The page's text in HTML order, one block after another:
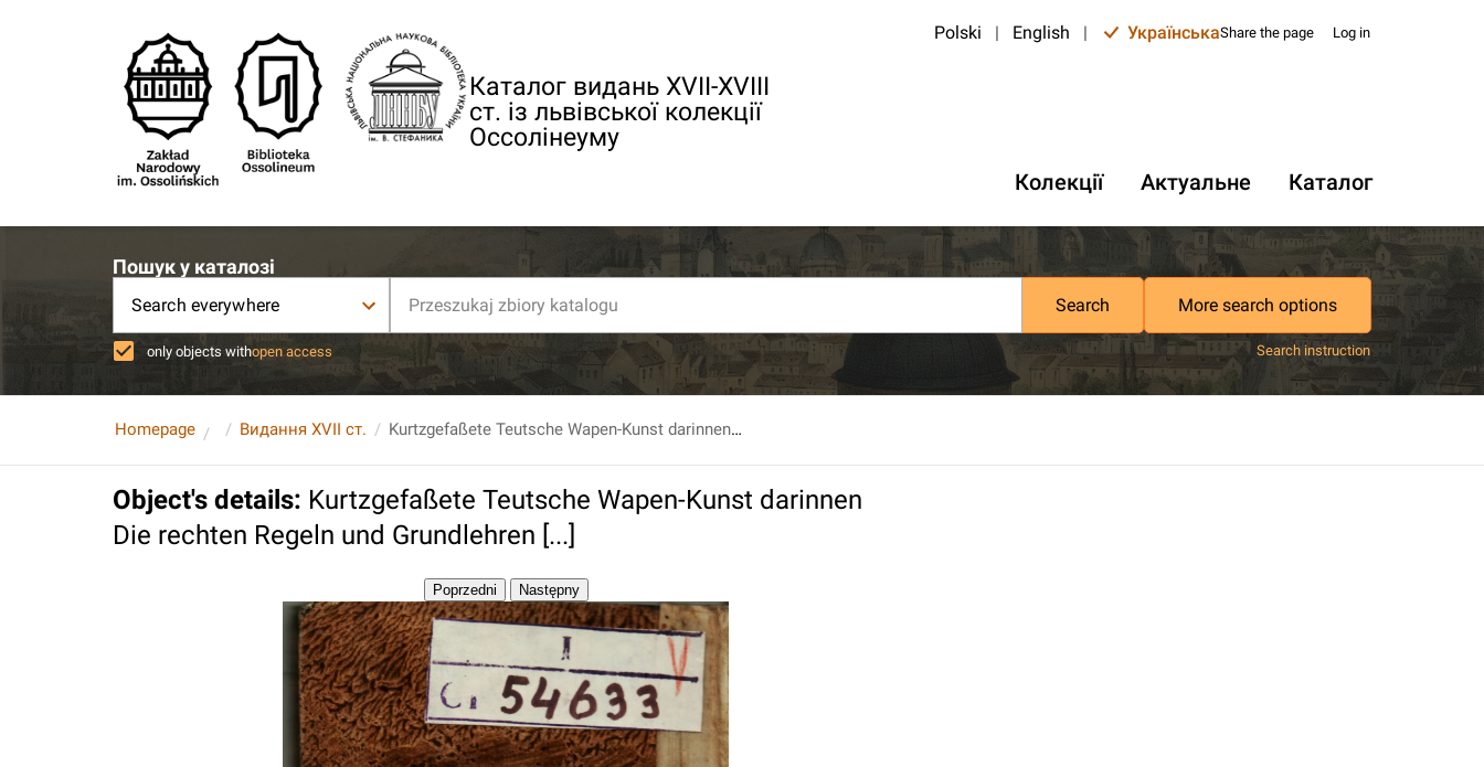
Каталог видань XVII-XVIII
ст. із львівської колекції
Оссолінеуму
Polski | English | УкраїнськаShare the page Log in
Колекції Актуальне Каталог
Пошук у каталозі
Search everywhere Search More search options
only objects withopen access Search instruction
Homepage Видання XVII ст. Kurtzgefaßete Teutsche Wapen-Kunst darinnen Die rechten Regeln und Grundlehren [...]
Object's details: Kurtzgefaßete Teutsche Wapen-Kunst darinnen
Die rechten Regeln und Grundlehren [...]